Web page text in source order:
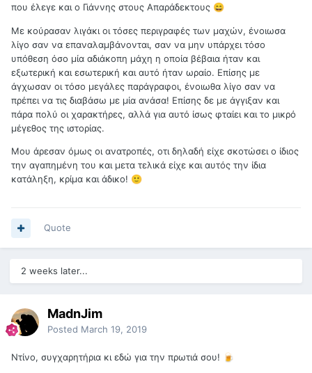
που έλεγε και ο Γιάννης στους Απαράδεκτους 😄
Με κούρασαν λιγάκι οι τόσες περιγραφές των μαχών, ένοιωσα
λίγο σαν να επαναλαμβάνονται, σαν να μην υπάρχει τόσο
υπόθεση όσο μία αδιάκοπη μάχη η οποία βέβαια ήταν και
εξωτερική και εσωτερική και αυτό ήταν ωραίο. Επίσης με
άγχωσαν οι τόσο μεγάλες παράγραφοι, ένοιωθα λίγο σαν να
πρέπει να τις διαβάσω με μία ανάσα! Επίσης δε με άγγιξαν και
πάρα πολύ οι χαρακτήρες, αλλά για αυτό ίσως φταίει και το μικρό
μέγεθος της ιστορίας.
Μου άρεσαν όμως οι ανατροπές, οτι δηλαδή είχε σκοτώσει ο ίδιος
την αγαπημένη του και μετα τελικά είχε και αυτός την ίδια
κατάληξη, κρίμα και άδικο! 🙂
Quote
2 weeks later...
MadnJim
Posted March 19, 2019
Ντίνο, συγχαρητήρια κι εδώ για την πρωτιά σου! 🍺